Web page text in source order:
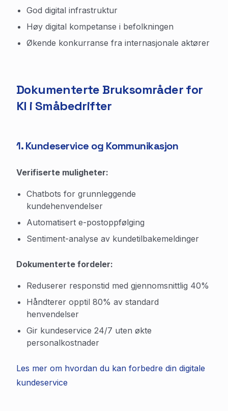
God digital infrastruktur
Høy digital kompetanse i befolkningen
Økende konkurranse fra internasjonale aktører
Dokumenterte Bruksområder for
KI i Småbedrifter
1. Kundeservice og Kommunikasjon
Verifiserte muligheter:
Chatbots for grunnleggende
kundehenvendelser
Automatisert e-postoppfølging
Sentiment-analyse av kundetilbakemeldinger
Dokumenterte fordeler:
Reduserer responstid med gjennomsnittlig 40%
Håndterer opptil 80% av standard
henvendelser
Gir kundeservice 24/7 uten økte
personalkostnader
Les mer om hvordan du kan forbedre din digitale
kundeservice